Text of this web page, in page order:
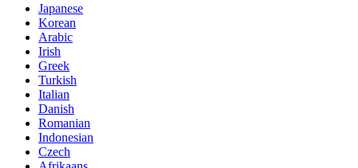
Japanese
Korean
Arabic
Irish
Greek
Turkish
Italian
Danish
Romanian
Indonesian
Czech